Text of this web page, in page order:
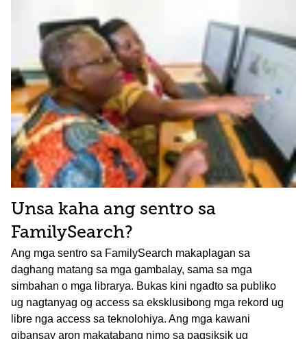
Unsa kaha ang sentro sa
FamilySearch?
Ang mga sentro sa FamilySearch makaplagan sa
daghang matang sa mga gambalay, sama sa mga
simbahan o mga librarya. Bukas kini ngadto sa publiko
ug nagtanyag og access sa eksklusibong mga rekord ug
libre nga access sa teknolohiya. Ang mga kawani
gibansay aron makatabang nimo sa pagsiksik ug